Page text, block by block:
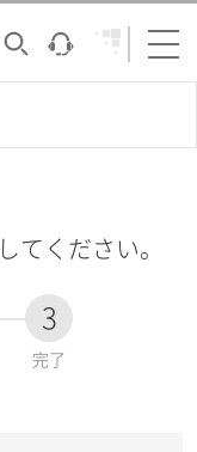
てください。
3
完了